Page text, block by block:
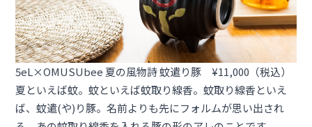
5eL×OMUSUbee 夏の風物詩 蚊遣り豚 ¥11,000（税込）
夏といえば蚊。蚊といえば蚊取り線香。蚊取り線香といえ
ば、蚊遣(や)り豚。名前よりも先にフォルムが思い出され